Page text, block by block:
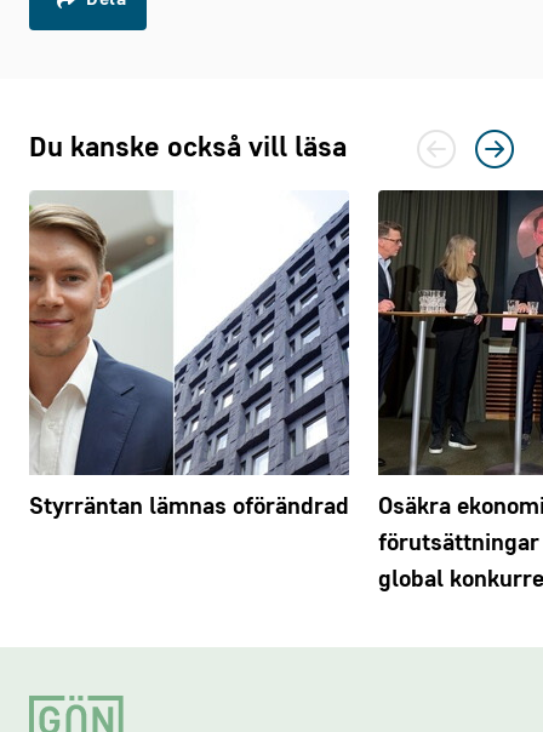
Du kanske också vill läsa
Styrräntan lämnas oförändrad
Osäkra
förutsättningar
global
Footer